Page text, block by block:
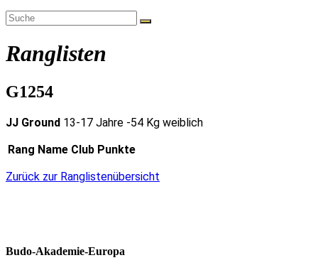
Ranglisten
G1254
JJ Ground 13-17 Jahre -54 Kg weiblich
Rang Name Club Punkte
Zurück zur Ranglistenübersicht
Budo-Akademie-Europa